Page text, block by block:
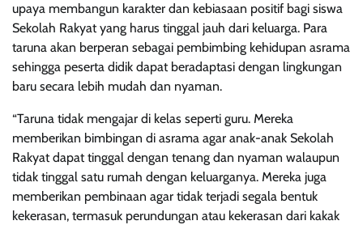
upaya membangun karakter dan kebiasaan positif bagi siswa
Sekolah Rakyat yang harus tinggal jauh dari keluarga. Para
taruna akan berperan sebagai pembimbing kehidupan asrama
sehingga peserta didik dapat beradaptasi dengan lingkungan
baru secara lebih mudah dan nyaman.
“Taruna tidak mengajar di kelas seperti guru. Mereka
memberikan bimbingan di asrama agar anak-anak Sekolah
Rakyat dapat tinggal dengan tenang dan nyaman walaupun
tidak tinggal satu rumah dengan keluarganya. Mereka juga
memberikan pembinaan agar tidak terjadi segala bentuk
kekerasan, termasuk perundungan atau kekerasan dari kakak